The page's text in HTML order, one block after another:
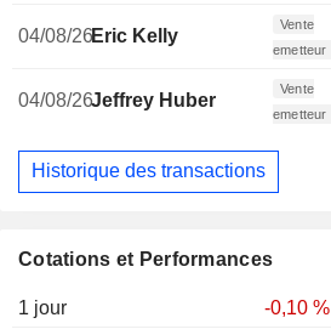
Cotations et Performances
1 jour -0,10 %
04/08/26Eric Kelly
Vente
emetteur
04/08/26Jeffrey Huber
Vente
emetteur
Historique des transactions